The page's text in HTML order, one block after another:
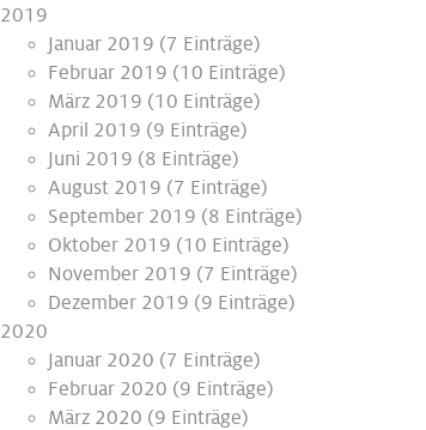
2019
Januar 2019 (7 Einträge)
Februar 2019 (10 Einträge)
März 2019 (10 Einträge)
April 2019 (9 Einträge)
Juni 2019 (8 Einträge)
August 2019 (7 Einträge)
September 2019 (8 Einträge)
Oktober 2019 (10 Einträge)
November 2019 (7 Einträge)
Dezember 2019 (9 Einträge)
2020
Januar 2020 (7 Einträge)
Februar 2020 (9 Einträge)
März 2020 (9 Einträge)